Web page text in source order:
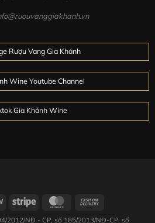
Rượu Vang Gia Khánh
Wine Youtube Channel
Gia Khánh Wine
2012/NĐ - CP, số 185/2013/NĐ-CP, số